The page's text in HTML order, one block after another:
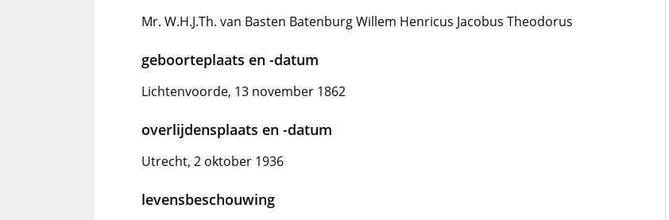
Mr. W.H.J.Th. van Basten Batenburg Willem Henricus Jacobus Theodorus
geboorteplaats en -datum
Lichtenvoorde, 13 november 1862
overlijdensplaats en -datum
Utrecht, 2 oktober 1936
levensbeschouwing